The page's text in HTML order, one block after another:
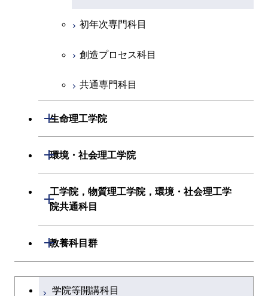
共通専門科目
創造プロセス科目
共通専門科目
初年次専門科目
創造プロセス科目
共通専門科目
生命理工学院
開閉
生命理工学系
創造プロセス科目
共通専門科目
環境・社会理工学院
開閉
建築学系
融合理工学系
初年次専門科目
工学院，物質理工学院，環境・社会理工学
院共通科目
開閉
工学院，物質理工学院，環境・社会
教養科目群
開閉
文系教養科目
学士課程を切り替える
学院等開講科目